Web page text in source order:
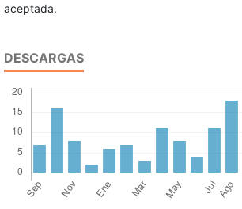
aceptada.
DESCARGAS